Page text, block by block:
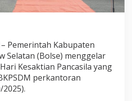
a
k
t
Pemerintah Kabupaten
Selatan (Bolse) menggelar
Kesaktian Pancasila yang
perkantoran